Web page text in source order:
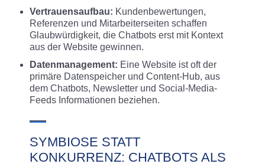
Vertrauensaufbau: Kundenbewertungen,
Referenzen und Mitarbeiterseiten schaffen
Glaubwürdigkeit, die Chatbots erst mit Kontext
aus der Website gewinnen.
Datenmanagement: Eine Website ist oft der
primäre Datenspeicher und Content-Hub, aus
dem Chatbots, Newsletter und Social-Media-
Feeds Informationen beziehen.
SYMBIOSE STATT
KONKURRENZ: CHATBOTS ALS